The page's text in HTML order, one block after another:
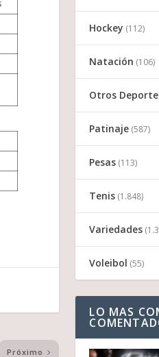
Próximo
Hockey (112)
Natación (106)
Otros
Patinaje (587)
Pesas (113)
Tenis (1.848)
Variedades
Voleibol (55)
LO MAS